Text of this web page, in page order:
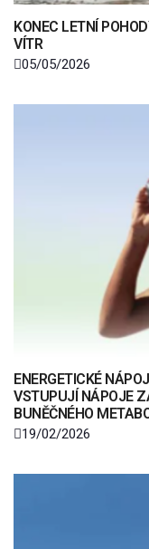
KONEC LETNÍ
VÍTR
05/05/2026
ENERGETICKÉ
VSTUPUJÍ NÁPOJE
BUNĚČNÉHO
19/02/2026